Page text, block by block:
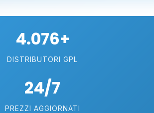
4.076+
DISTRIBUTORI GPL
24/7
PREZZI AGGIORNATI